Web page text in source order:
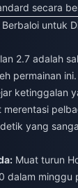
secara
untuk
2.7 adalah
permainan
ketinggalan
yang
Muat turun
dalam minggu